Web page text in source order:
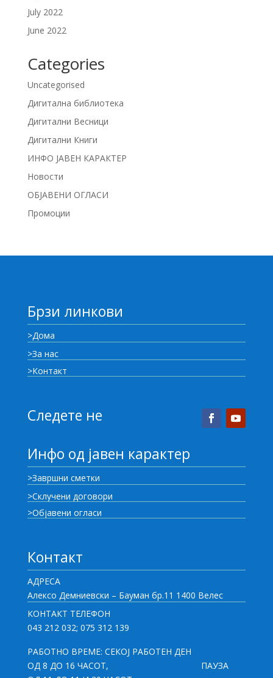
July 2022
June 2022
Categories
Uncategorised
Дигитална библиотека
Дигитални Весници
Дигитални Книги
ИНФО ЈАВЕН КАРАКТЕР
Новости
ОБЈАВЕНИ ОГЛАСИ
Промоции
Брзи линкови
>Дома
>За нас
>Контакт
Следете не
Инфо од јавен карактер
>Завршни сметки
>Склучени договори
>Објавени огласи
Контакт
АДРЕСА
Алексо Демниевски – Бауман бр.11 1400 Велес
КОНТАКТ ТЕЛЕФОН
043 212 032; 075 312 139
РАБОТНО ВРЕМЕ: СЕКОЈ РАБОТЕН ДЕН
ОД 8 ДО 16 ЧАСОТ, ПАУЗА